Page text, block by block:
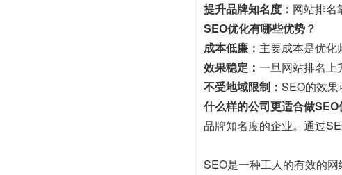
提升品牌知名度： 网站排名
SEO优化有哪些优势？
成本低廉： 主要成本是优化
效果稳定： 一旦网站排名上
不受地域限制： SEO的效果
什么样的公司更适合做SEO
品牌知名度的企业。通过
SEO是一种工人的有效的